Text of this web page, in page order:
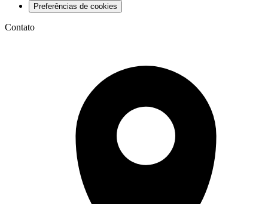
Preferências de cookies
Contato